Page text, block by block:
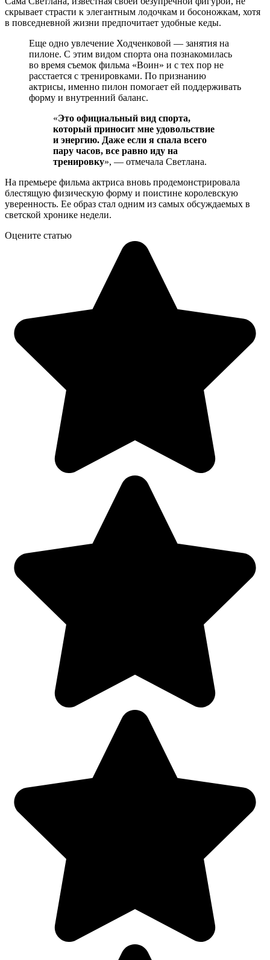
скрывает страсти к элегантным лодочкам и босоножкам, хотя
в повседневной жизни предпочитает удобные кеды.
Еще одно увлечение Ходченковой — занятия на
пилоне. С этим видом спорта она познакомилась
во время съемок фильма «Воин» и с тех пор не
расстается с тренировками. По признанию
актрисы, именно пилон помогает ей поддерживать
форму и внутренний баланс.
«Это официальный вид спорта,
который приносит мне удовольствие
и энергию. Даже если я спала всего
пару часов, все равно иду на
тренировку», — отмечала Светлана.
На премьере фильма актриса вновь продемонстрировала
блестящую физическую форму и поистине королевскую
уверенность. Ее образ стал одним из самых обсуждаемых в
светской хронике недели.
Оцените статью